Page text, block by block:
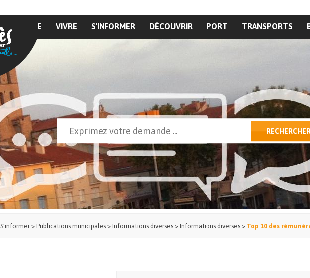
MAIRIE VIVRE S'INFORMER DÉCOUVRIR PORT TRANSPORTS
Formulaire de recherche RECHERCHER
S'informer > Publications municipales > Informations diverses > Informations diverses > Top 10 des